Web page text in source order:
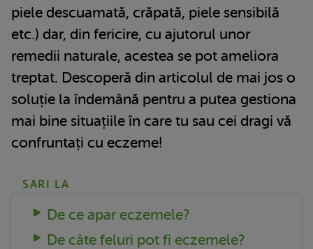
piele descuamată, crăpată, piele sensibilă
etc.) dar, din fericire, cu ajutorul unor
remedii naturale, acestea se pot ameliora
treptat. Descoperă din articolul de mai jos o
soluție la îndemână pentru a putea gestiona
mai bine situațiile în care tu sau cei dragi vă
confruntați cu eczeme!
SARI LA
De ce apar eczemele?
De câte feluri pot fi eczemele?